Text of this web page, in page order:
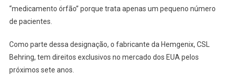
“medicamento órfão” porque trata apenas um pequeno número
de pacientes.
Como parte dessa designação, o fabricante da Hemgenix, CSL
Behring, tem direitos exclusivos no mercado dos EUA pelos
próximos sete anos.